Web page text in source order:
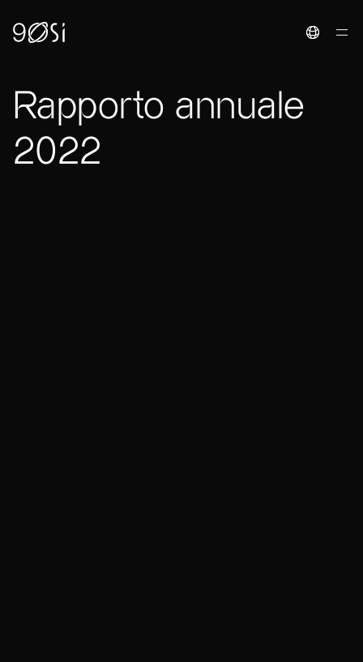
Toggle
Rapporto annuale
2022